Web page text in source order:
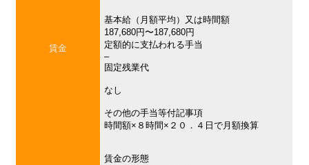
賃金
基本給（月額平均）又は時間額
187,680円〜187,680円
定額的に支払われる手当
–
固定残業代
なし
その他の手当等付記事項
時間額×８時間×２０．４日で月額換算
賃金の形態